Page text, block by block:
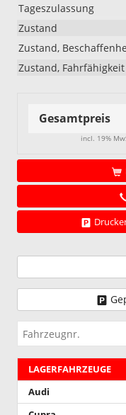
Tageszulassung
Zustand
Zustand,
Zustand, Fahrfähigkeit
Gesamtpreis
incl. 19%
Fahrzeugnr.
LAGERFAHRZEUGE
Audi